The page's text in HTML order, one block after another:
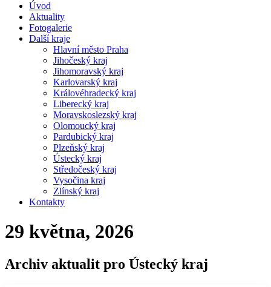
Úvod
Aktuality
Fotogalerie
Další kraje
Hlavní město Praha
Jihočeský kraj
Jihomoravský kraj
Karlovarský kraj
Královéhradecký kraj
Liberecký kraj
Moravskoslezský kraj
Olomoucký kraj
Pardubický kraj
Plzeňský kraj
Ústecký kraj
Středočeský kraj
Vysočina kraj
Zlínský kraj
Kontakty
29 května, 2026
Archiv aktualit pro Ústecký kraj